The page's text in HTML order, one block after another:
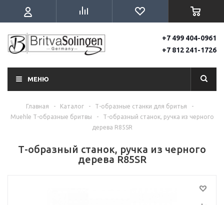
+7 499 404-0961
+7 812 241-1726
МЕНЮ
Главная - Каталог - Т-образные станки для бритья
-
Muehle Т-образные бритвы
-
Т-образный станок, ручка из черного
дерева R85SR
Т-образный станок, ручка из черного
дерева R85SR